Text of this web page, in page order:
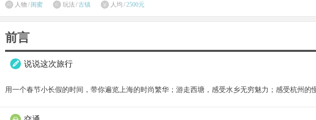
 人物 / 闺蜜  玩法 /古镇  人均 /2500元
前言
 说说这次旅行
用一个春节小长假的时间，带你遍览上海的时尚繁华；游走西塘，感受水乡无穷魅力；感受杭州的